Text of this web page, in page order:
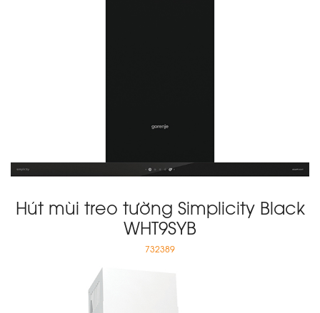
Hút mùi treo tường Simplicity Black
WHT9SYB
732389